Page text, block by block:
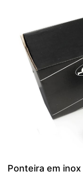
Ponteira em inox